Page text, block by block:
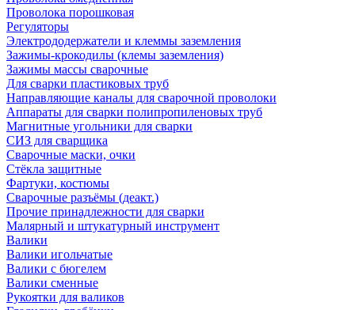
Проволока порошковая
Регуляторы
Электрододержатели и клеммы заземления
Зажимы-крокодилы (клемы заземления)
Зажимы массы сварочные
Для сварки пластиковых труб
Направляющие каналы для сварочной проволоки
Аппараты для сварки полипропиленовых труб
Магнитные угольники для сварки
СИЗ для сварщика
Сварочные маски, очки
Стёкла защитные
Фартуки, костюмы
Сварочные разъёмы (деакт.)
Прочие принадлежности для сварки
Малярный и штукатурный инструмент
Валики
Валики игольчатые
Валики с бюгелем
Валики сменные
Рукоятки для валиков